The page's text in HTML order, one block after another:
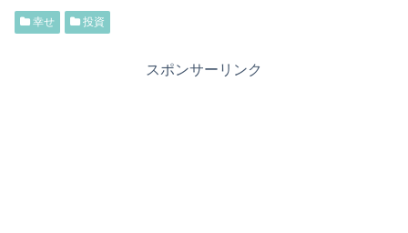
幸せ 投資
スポンサーリンク